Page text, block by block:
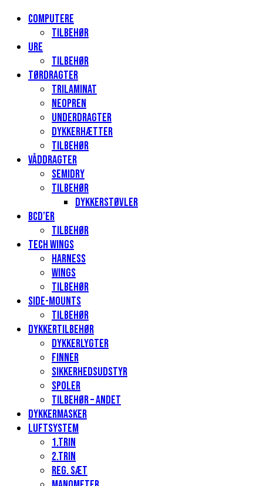
Computere
Tilbehør
Ure
Tilbehør
Tørdragter
Trilaminat
Neopren
Underdragter
Dykkerhætter
Tilbehør
Våddragter
Semidry
Tilbehør
Dykkerstøvler
BCD’er
Tilbehør
Tech Wings
Harness
Wings
Tilbehør
Side-mounts
Tilbehør
Dykkertilbehør
Dykkerlygter
Finner
Sikkerhedsudstyr
Spoler
Tilbehør – andet
Dykkermasker
Luftsystem
1.Trin
2.Trin
Reg. sæt